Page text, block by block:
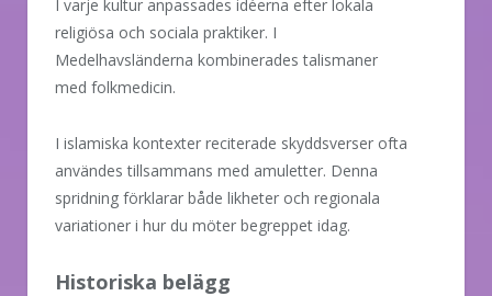
I varje kultur anpassades idéerna efter lokala
religiösa och sociala praktiker. I
Medelhavsländerna kombinerades talismaner
med folkmedicin.
I islamiska kontexter reciterade skyddsverser ofta
användes tillsammans med amuletter. Denna
spridning förklarar både likheter och regionala
variationer i hur du möter begreppet idag.
Historiska belägg